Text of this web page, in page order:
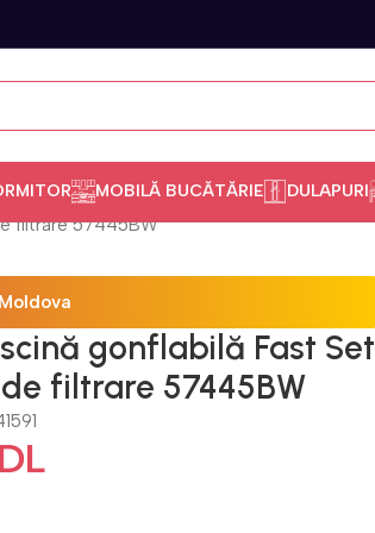
MOBILĂ BUCĂTĂRIE DULAPURI
filtrare 57445BW
gonflabilă Fast Set
filtrare 57445BW